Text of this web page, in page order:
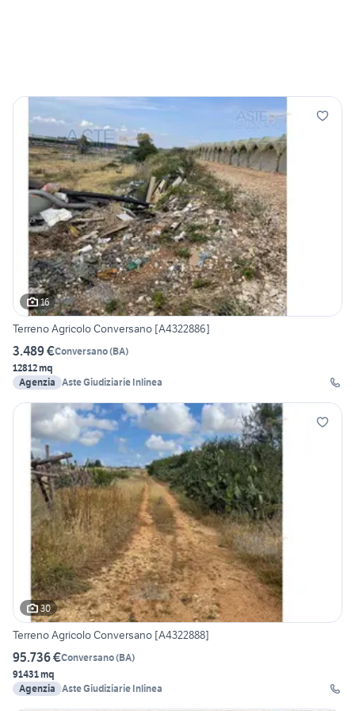
16
Terreno Agricolo Conversano [A4322886]
3.489 €Conversano(BA)
12812 mq
Agenzia Aste Giudiziarie Inlinea
30
Terreno Agricolo Conversano [A4322888]
95.736 €Conversano(BA)
91431 mq
Agenzia Aste Giudiziarie Inlinea